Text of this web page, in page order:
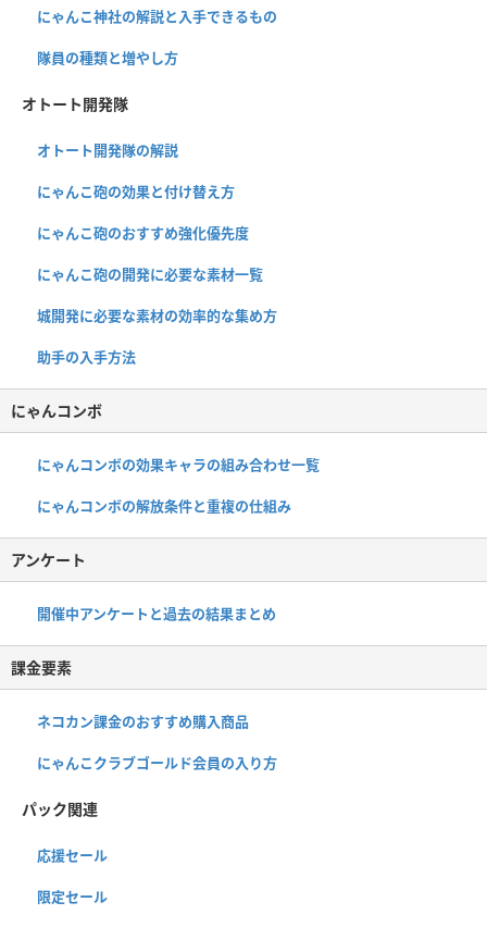
にゃんこ神社の解説と入手できるもの
隊員の種類と増やし方
オトート開発隊
オトート開発隊の解説
にゃんこ砲の効果と付け替え方
にゃんこ砲のおすすめ強化優先度
にゃんこ砲の開発に必要な素材一覧
城開発に必要な素材の効率的な集め方
助手の入手方法
にゃんコンボ
にゃんコンボの効果キャラの組み合わせ一覧
にゃんコンボの解放条件と重複の仕組み
アンケート
開催中アンケートと過去の結果まとめ
課金要素
ネコカン課金のおすすめ購入商品
にゃんこクラブゴールド会員の入り方
パック関連
応援セール
限定セール